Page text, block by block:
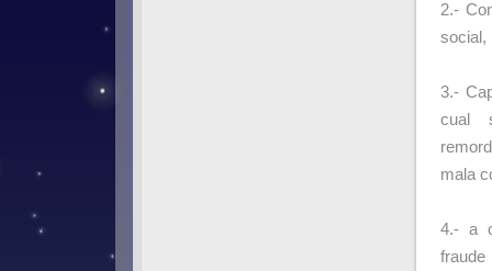
2.-
social,
3.-
cual
mala
4.- a